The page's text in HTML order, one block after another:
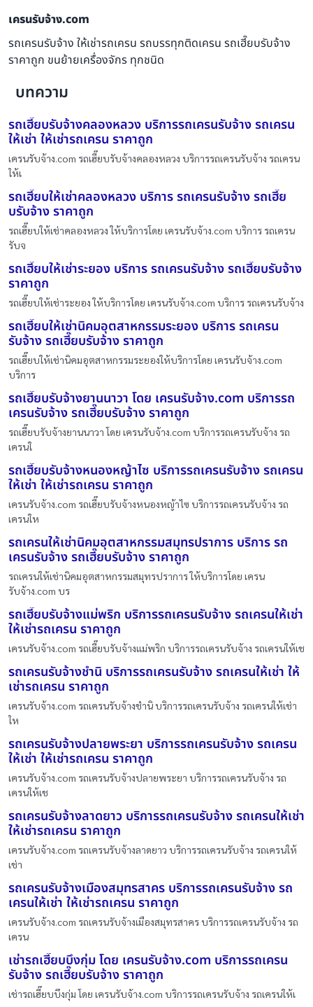
เครนรับจ้าง.com
รถเครนรับจ้าง ให้เช่ารถเครน รถบรรทุกติดเครน รถเฮี๊ยบรับจ้าง
ราคาถูก ขนย้ายเครื่องจักร ทุกชนิด
บทความ
รถเฮี๊ยบรับจ้างคลองหลวง บริการรถเครนรับจ้าง รถเครน
ให้เช่า ให้เช่ารถเครน ราคาถูก
เครนรับจ้าง.com รถเฮี๊ยบรับจ้างคลองหลวง บริการรถเครนรับจ้าง รถเครน
ให้เ
รถเฮี๊ยบให้เช่าคลองหลวง บริการ รถเครนรับจ้าง รถเฮี๊ย
บรับจ้าง ราคาถูก
รถเฮี๊ยบให้เช่าคลองหลวง ให้บริการโดย เครนรับจ้าง.com บริการ รถเครน
รับจ
รถเฮี๊ยบให้เช่าระยอง บริการ รถเครนรับจ้าง รถเฮี๊ยบรับจ้าง
ราคาถูก
รถเฮี๊ยบให้เช่าระยอง ให้บริการโดย เครนรับจ้าง.com บริการ รถเครนรับจ้าง
รถเฮี๊ยบให้เช่านิคมอุตสาหกรรมระยอง บริการ รถเครน
รับจ้าง รถเฮี๊ยบรับจ้าง ราคาถูก
รถเฮี๊ยบให้เช่านิคมอุตสาหกรรมระยองให้บริการโดย เครนรับจ้าง.com
บริการ
รถเฮี๊ยบรับจ้างยานนาวา โดย เครนรับจ้าง.com บริการรถ
เครนรับจ้าง รถเฮี๊ยบรับจ้าง ราคาถูก
รถเฮี๊ยบรับจ้างยานนาวา โดย เครนรับจ้าง.com บริการรถเครนรับจ้าง รถ
เครนใ
รถเฮี๊ยบรับจ้างหนองหญ้าไซ บริการรถเครนรับจ้าง รถเครน
ให้เช่า ให้เช่ารถเครน ราคาถูก
เครนรับจ้าง.com รถเฮี๊ยบรับจ้างหนองหญ้าไซ บริการรถเครนรับจ้าง รถ
เครนให
รถเครนให้เช่านิคมอุตสาหกรรมสมุทรปราการ บริการ รถ
เครนรับจ้าง รถเฮี๊ยบรับจ้าง ราคาถูก
รถเครนให้เช่านิคมอุตสาหกรรมสมุทรปราการ ให้บริการโดย เครน
รับจ้าง.com บร
รถเฮี๊ยบรับจ้างแม่พริก บริการรถเครนรับจ้าง รถเครนให้เช่า
ให้เช่ารถเครน ราคาถูก
เครนรับจ้าง.com รถเฮี๊ยบรับจ้างแม่พริก บริการรถเครนรับจ้าง รถเครนให้เช
รถเครนรับจ้างชำนิ บริการรถเครนรับจ้าง รถเครนให้เช่า ให้
เช่ารถเครน ราคาถูก
เครนรับจ้าง.com รถเครนรับจ้างชำนิ บริการรถเครนรับจ้าง รถเครนให้เช่า
ให
รถเครนรับจ้างปลายพระยา บริการรถเครนรับจ้าง รถเครน
ให้เช่า ให้เช่ารถเครน ราคาถูก
เครนรับจ้าง.com รถเครนรับจ้างปลายพระยา บริการรถเครนรับจ้าง รถ
เครนให้เช
รถเครนรับจ้างลาดยาว บริการรถเครนรับจ้าง รถเครนให้เช่า
ให้เช่ารถเครน ราคาถูก
เครนรับจ้าง.com รถเครนรับจ้างลาดยาว บริการรถเครนรับจ้าง รถเครนให้
เช่า
รถเครนรับจ้างเมืองสมุทรสาคร บริการรถเครนรับจ้าง รถ
เครนให้เช่า ให้เช่ารถเครน ราคาถูก
เครนรับจ้าง.com รถเครนรับจ้างเมืองสมุทรสาคร บริการรถเครนรับจ้าง รถ
เครน
เช่ารถเฮี๊ยบบึงกุ่ม โดย เครนรับจ้าง.com บริการรถเครน
รับจ้าง รถเฮี๊ยบรับจ้าง ราคาถูก
เช่ารถเฮี๊ยบบึงกุ่ม โดย เครนรับจ้าง.com บริการรถเครนรับจ้าง รถเครนให้เ